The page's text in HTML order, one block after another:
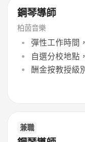
鋼琴導師
柏茵音樂
彈性工作時間
自選分校地點
酬金按教授級
兼職